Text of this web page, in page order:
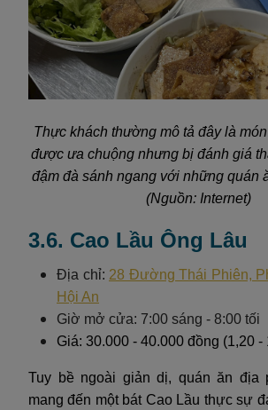
Thực khách thường mô tả đây là
được ưa chuộng nhưng bị đánh giá
đậm đà sánh ngang với những quán
(Nguồn: Internet)
3.6. Cao Lầu Ông Lâu
Địa chỉ: 28 Đường Thái Phiên,
Hội An
Giờ mở cửa: 7:00 sáng - 8:00 tối
Giá: 30.000 - 40.000 đồng (1,20 -
Tuy bề ngoài giản dị, quán ăn địa
mang đến một bát Cao Lầu thực sự